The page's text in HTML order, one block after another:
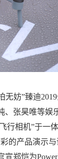
无妨”臻迪
、张昊唯等娱
行相机”于一
的产品演示
郑恺为